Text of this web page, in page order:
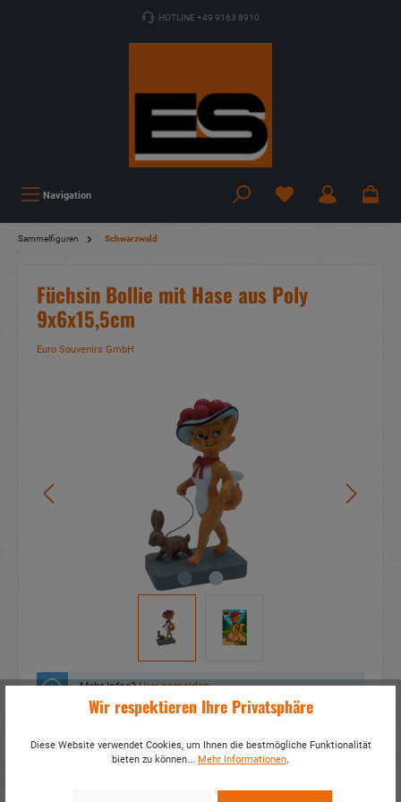
HOTLINE +49 9163 8910
Navigation
Sammelfiguren Schwarzwald
Füchsin Bollie mit Hase aus Poly
9x6x15,5cm
Euro Souvenirs GmbH
Mehr Infos?Hier anmelden
Wir respektieren Ihre Privatsphäre
Diese Website verwendet Cookies, um Ihnen die bestmögliche Funktionalität
bieten zu können... Mehr Informationen.